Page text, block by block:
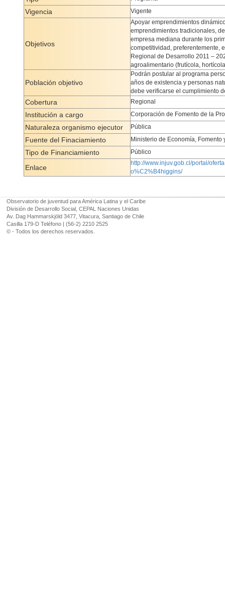
Vigencia Vigente
Objetivos
Apoyar emprendimientos
emprendimientos tradicionales,
empresa mediana durante los
competitividad, preferentemente,
Regional de Desarrollo 2011 –
agroalimentario (frutícola,
Población objetivo
Podrán postular al programa
años de existencia y personas
debe verificarse el cumplimiento
Cobertura Regional
Institución a cargo Corporación de Fomento de la
Naturaleza organismo ejecutor Pública
Fuente del Finaciamiento Ministerio de Economía, Fomento
Tipo de Financiamiento Público
Enlace
http://www.injuv.gob.cl/portal/
o%C2%B4higgins/
Observatorio de juventud para América Latina y el Caribe
División de Desarrollo Social, CEPAL Naciones Unidas
Av. Dag Hammarskjöld 3477, Vitacura, Santiago de Chile
Casilla 179-D Teléfono | (56-2) 2210 2525
© - Todos los derechos reservados.